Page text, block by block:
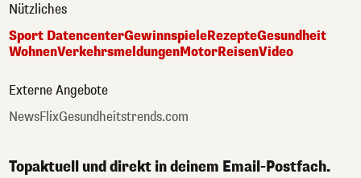
Nützliches
Sport DatencenterGewinnspieleRezepteGesundheit
WohnenVerkehrsmeldungenMotorReisenVideo
Externe Angebote
NewsFlixGesundheitstrends.com
Topaktuell und direkt in deinem Email-Postfach.